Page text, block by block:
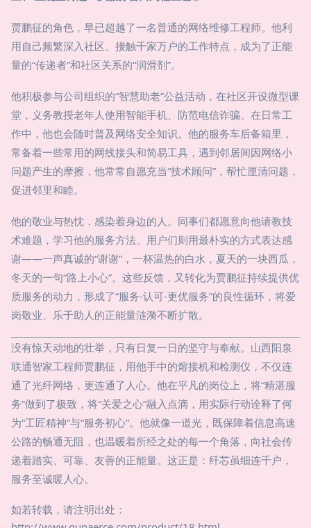
贾鹏征的角色，早已超越了一名普通的网络维修工程师。他利
用自己频繁深入社区、接触千家万户的工作特点，成为了正能
量的“传递者”和社区关系的“润滑剂”。
他积极参与公司组织的“智慧助老”公益活动，在社区开设微型课
堂，义务教授老年人使用智能手机、防范电信诈骗。在日常工
作中，他也会随时普及网络安全知识。他的服务车后备箱里，
常备着一些常用的网线接头和简易工具，遇到邻居间因网络小
问题产生的摩擦，他常常自愿充当“技术顾问”，帮忙厘清问题，
促进邻里和睦。
他的敬业与热忱，感染着身边的人。同事们都愿意向他请教技
术难题，学习他的服务方法。用户们则用最朴实的方式表达感
谢——一声真诚的“谢谢”，一杯温热的白水，夏天的一块西瓜，
冬天的一句“路上小心”。这些反馈，又转化为贾鹏征持续提供优
质服务的动力，形成了“服务-认可-更优服务”的良性循环，将爱
岗敬业、乐于助人的正能量涟漪不断扩散。
没有惊天动地的壮举，只有日复一日的坚守与奉献。山西阳泉
联通智家工程师贾鹏征，用他手中的熔接机和检测仪，不仅连
通了光纤网络，更连通了人心。他在平凡的岗位上，将“精湛服
务”做到了极致，将“关爱之心”融入点滴，用实际行动诠释了何
为“工匠精神”与“服务初心”。他就像一道光，既保障着信息高速
公路的畅通无阻，也温暖着所经之处的每一个角落，向社会传
递着踏实、可靠、友善的正能量。这正是：纤芯虽细连千户，
服务至诚暖人心。
如若转载，请注明出处：